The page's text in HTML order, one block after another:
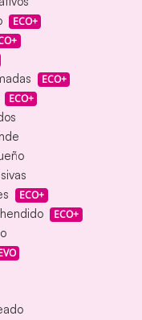
ECO+
ECO+
ECO+
ECO+
ECO+